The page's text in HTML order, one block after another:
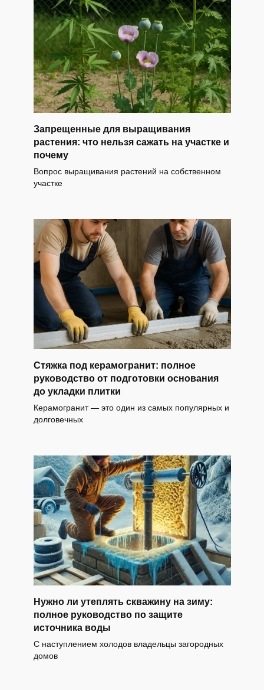
Запрещенные для выращивания
растения: что нельзя сажать на участке и
почему
Вопрос выращивания растений на собственном
участке
Стяжка под керамогранит: полное
руководство от подготовки основания
до укладки плитки
Керамогранит — это один из самых популярных и
долговечных
Нужно ли утеплять скважину на зиму:
полное руководство по защите
источника воды
С наступлением холодов владельцы загородных
домов